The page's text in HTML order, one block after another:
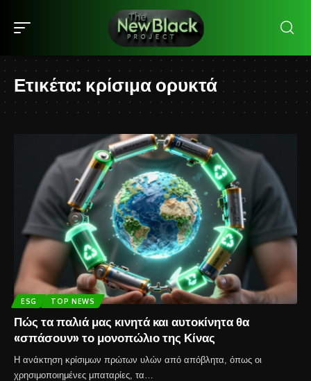
Ετικέτα: κρίσιμα ορυκτά
ESG TOP NEWS
Πώς τα παλιά μας κινητά και αυτοκίνητα θα
«σπάσουν» το μονοπώλιο της Κίνας
Η ανάκτηση κρίσιμων πρώτων υλών από απόβλητα, όπως οι
χρησιμοποιημένες μπαταρίες, τα…